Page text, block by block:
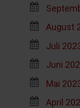
August
Juli
Juni
Mai
April